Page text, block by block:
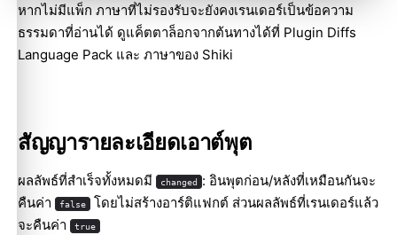
หากไม่มีแพ็ก ภาษาที่ไม่รองรับจะยังคงเรนเดอร์เป็นข้อความ
ธรรมดาที่อ่านได้ ดูแค็ตตาล็อกจากต้นทางได้ที่ Plugin Diffs
Language Pack และ ภาษาของ Shiki
สัญญารายละเอียดเอาต์พุต
ผลลัพธ์ที่สำเร็จทั้งหมดมี changed : อินพุตก่อน/หลังที่เหมือนกันจะ
คืนค่า
false โดยไม่สร้างอาร์ติแฟกต์ ส่วนผลลัพธ์ที่เรนเดอร์แล้ว
จะคืนค่า
true